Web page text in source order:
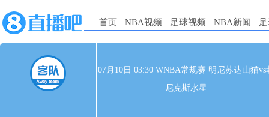
首页 NBA视频 足球视频 NBA新闻
07月10日 03:30 WNBA常规赛 明尼苏达山猫vs
尼克斯水星